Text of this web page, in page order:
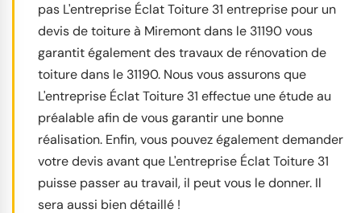
pas L'entreprise Éclat Toiture 31 entreprise pour un
devis de toiture à Miremont dans le 31190 vous
garantit également des travaux de rénovation de
toiture dans le 31190. Nous vous assurons que
L'entreprise Éclat Toiture 31 effectue une étude au
préalable afin de vous garantir une bonne
réalisation. Enfin, vous pouvez également demander
votre devis avant que L'entreprise Éclat Toiture 31
puisse passer au travail, il peut vous le donner. Il
sera aussi bien détaillé !